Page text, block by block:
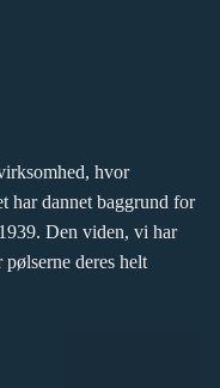
hvor
har dannet baggrund for
Den viden, vi har
deres helt